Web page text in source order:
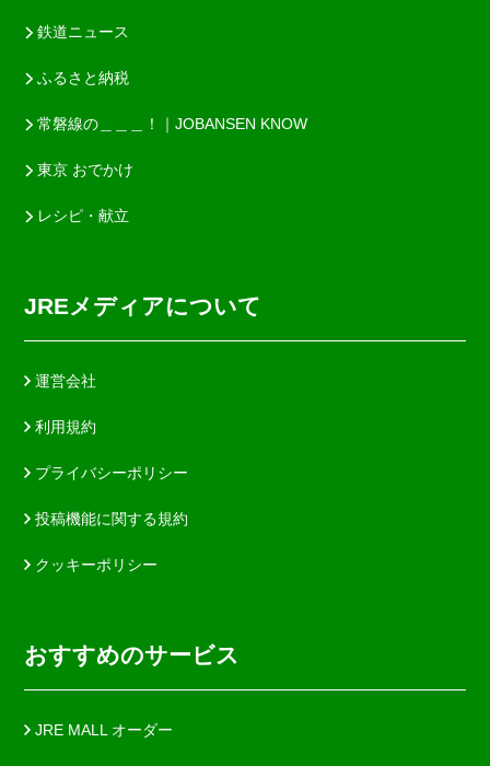
鉄道ニュース
ふるさと納税
常磐線の＿＿＿！｜JOBANSEN KNOW
東京 おでかけ
レシピ・献立
JREメディアについて
運営会社
利用規約
プライバシーポリシー
投稿機能に関する規約
クッキーポリシー
おすすめのサービス
JRE MALL オーダー